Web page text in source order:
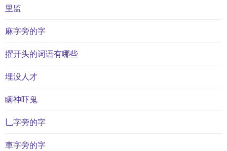
里监
麻字旁的字
擢开头的词语有哪些
埋没人才
瞒神吓鬼
乚字旁的字
車字旁的字